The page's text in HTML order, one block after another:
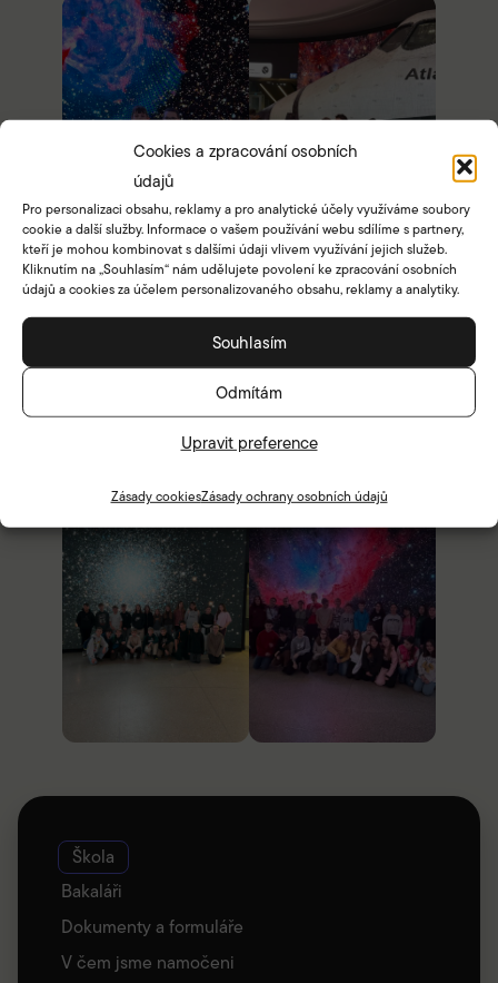
Cookies a zpracování osobních
údajů
Pro personalizaci obsahu, reklamy a pro analytické účely využíváme soubory
cookie a další služby. Informace o vašem používání webu sdílíme s partnery,
kteří je mohou kombinovat s dalšími údaji vlivem využívání jejich služeb.
Kliknutím na „Souhlasím“ nám udělujete povolení ke zpracování osobních
údajů a cookies za účelem personalizovaného obsahu, reklamy a analytiky.
Souhlasím
Odmítám
Upravit preference
Zásady cookiesZásady ochrany osobních údajů
Škola
Bakaláři
Dokumenty a formuláře
V čem jsme namočeni